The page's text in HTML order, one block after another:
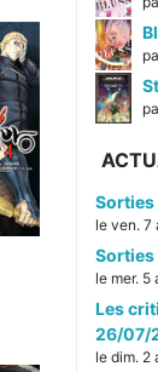
le ven. 7
le mer. 5
Les
26/07/
le dim. 2